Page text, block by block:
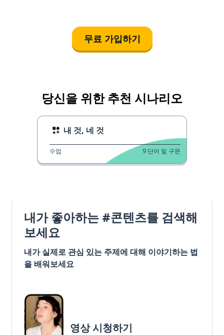
무료 가입하기
당신을 위한 추천 시나리오
내 것, 네 것
수업 9 단어 및 구문
내가 좋아하는 #콘텐츠를 검색해
보세요
내가 실제로 관심 있는 주제에 대해 이야기하는 법
을 배워보세요
영상 시청하기